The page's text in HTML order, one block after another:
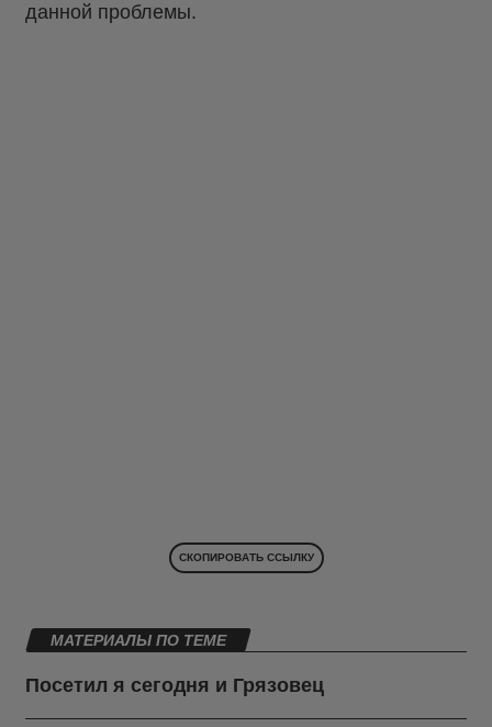
данной проблемы.
СКОПИРОВАТЬ ССЫЛКУ
МАТЕРИАЛЫ ПО ТЕМЕ
Посетил я сегодня и Грязовец